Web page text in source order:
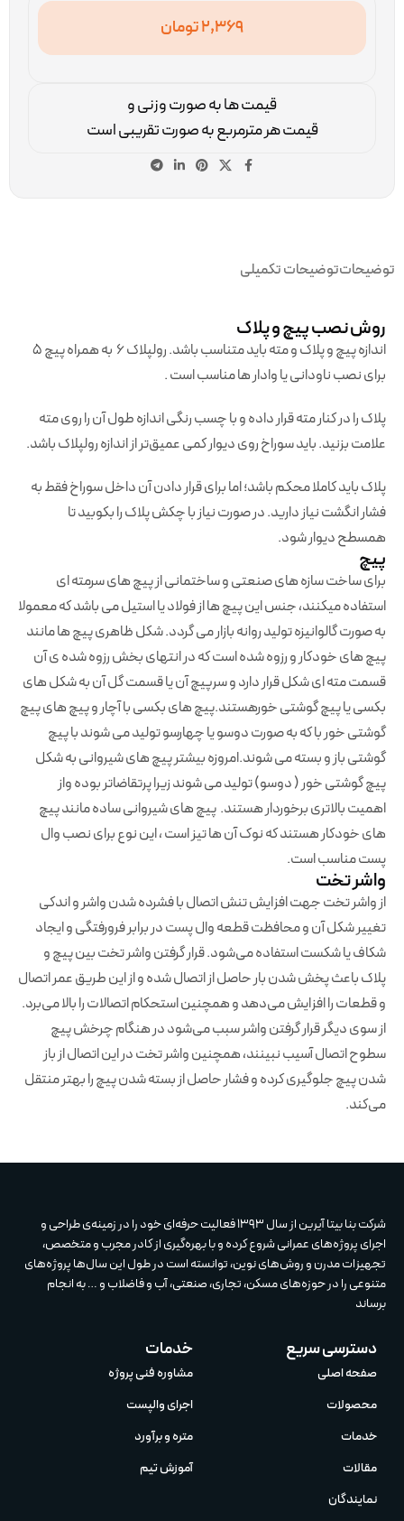
2,369تومان
قیمت ها به صورت وزنی و
قیمت هر مترمربع به صورت تقریبی است
توضیحاتتوضیحات تکمیلی
روش نصب پیچ و پلاک
اندازه پیچ و پلاک و مته باید متناسب باشد. رولپلاک 6 به همراه پیچ 5
برای نصب ناودانی یا وادار ها مناسب است .
پلاک را در کنار مته قرار داده و با چسب رنگی اندازه طول آن را روی مته
علامت بزنید. باید سوراخ روی دیوار کمی عمیق‌تر از اندازه رولپلاک باشد.
پلاک باید کاملا محکم باشد؛ اما برای قرار دادن آن داخل سوراخ فقط به
فشار انگشت نیاز دارید. در صورت نیاز با چکش پلاک را بکوبید تا
همسطح دیوار شود.
پیچ
برای ساخت سازه های صنعتی و ساختمانی از پیچ های سرمته ای
استفاده میکنند، جنس این پیچ ها از فولاد یا استیل می باشد که معمولا
به صورت گالوانیزه تولید روانه بازار می گردد. شکل ظاهری پیچ ها مانند
پیچ های خودکار و رزوه شده است که در انتهای بخش رزوه شده ی آن
قسمت مته ای شکل قرار دارد و سرپیچ آن یا قسمت گل آن به شکل های
بکسی یا پیچ گوشتی خورهستند.پیچ های بکسی با آچار و پیچ های پیچ
گوشتی خور با که به صورت دوسو یا چهارسو تولید می شوند با پیچ
گوشتی باز و بسته می شوند.امروزه بیشتر پیچ های شیروانی به شکل
پیچ گوشتی خور ( دوسو) تولید می شوند زیرا پرتقاضاتر بوده واز
اهمیت بالاتری برخوردار هستند. پیچ های شیروانی ساده مانند پیچ
های خودکار هستند که نوک آن ها تیز است ، این نوع برای نصب وال
پست مناسب است.
واشر تخت
از واشر تخت جهت افزایش تنش اتصال با فشرده شدن واشر و اندکی
تغییر شکل آن و محافظت قطعه وال پست در برابر فرورفتگی و ایجاد
شکاف یا شکست استفاده می‌شود. قرار گرفتن واشر تخت بین پیچ و
پلاک باعث پخش شدن بار حاصل از اتصال شده و از این طریق عمر اتصال
و قطعات را افزایش می‌دهد و همچنین استحکام اتصالات را بالا می‌برد.
از سوی دیگر قرار گرفتن واشر سبب می‌شود در هنگام چرخش پیچ
سطوح اتصال آسیب نبینند، همچنین واشر تخت در این اتصال از باز
شدن پیچ جلوگیری کرده و فشار حاصل از بسته شدن پیچ را بهتر منتقل
می‌کند.
شرکت بنا بیتا آیرین از سال 1393 فعالیت حرفه‌ای خود را در زمینه‌ی طراحی و
اجرای پروژه‌های عمرانی شروع کرده و با بهره‌گیری از کادر مجرب و متخصص،
تجهیزات مدرن و روش‌های نوین، توانسته است در طول این سال‌ها پروژه‌های
متنوعی را در حوزه‌های مسکن، تجاری، صنعتی، آب و فاضلاب و … به انجام
برساند
دسترسی سریع
صفحه اصلی
محصولات
خدمات
مقالات
نمایندگان
خدمات
مشاوره فنی پروژه
اجرای والپست
متره و برآورد
آموزش تیم‌